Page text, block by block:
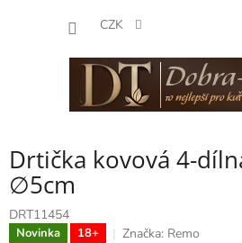
CZK
Drtička kovová 4-
∅5cm
DRT11454
Novinka 18+ Značka: Remo